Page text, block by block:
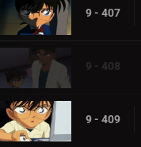
9 - 407
9 - 408
9 - 409